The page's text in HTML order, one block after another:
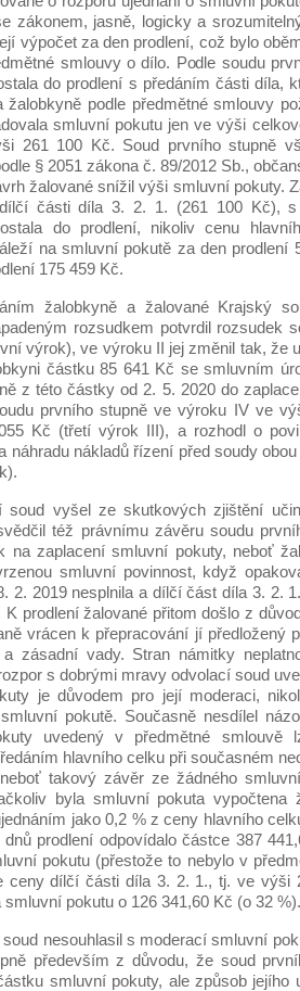
zákonem, jasně, logicky a
výpočet za den prodlení, což bylo
smlouvy o dílo. Podle soudu
do prodlení s předáním části díla,
žalobkyně podle předmětné smlouvy
smluvní pokutu jen ve výši
261 100 Kč. Soud prvního stupně
§ 2051 zákona č. 89/2012 Sb.,
žalované snížil výši smluvní pokuty.
části díla 3. 2. 1. (261 100 Kč), s
do prodlení, nikoliv cenu
na smluvní pokutě za den prodlení
175 459 Kč.
žalobkyně a žalované Krajský
rozsudkem potvrdil rozsudek
výrok), ve výroku II jej změnil tak, že
částku 85 641 Kč se smluvním
z této částky od 2. 5. 2020 do
prvního stupně ve výroku IV ve
Kč (třetí výrok III), a rozhodl o
náhradu nákladů řízení před soudy
soud vyšel ze skutkových zjištění
též právnímu závěru soudu
na zaplacení smluvní pokuty, neboť
smluvní povinnost, když
2. 2019 nesplnila a dílčí část díla 3. 2.
K prodlení žalované přitom došlo z
vrácen k přepracování jí předložený
zásadní vady. Stran námitky
s dobrými mravy odvolací soud
je důvodem pro její moderaci,
pokutě. Současně nesdílel
uvedený v předmětné smlouvě
hlavního celku při současném
takový závěr ze žádného
byla smluvní pokuta vypočtena
jako 0,2 % z ceny hlavního
prodlení odpovídalo částce 387
pokutu (přestože to nebylo v
ceny dílčí části díla 3. 2. 1., tj. ve výši
smluvní pokutu o 126 341,60 Kč (o 32 %).
nesouhlasil s moderací smluvní
především z důvodu, že soud
smluvní pokuty, ale způsob jejího